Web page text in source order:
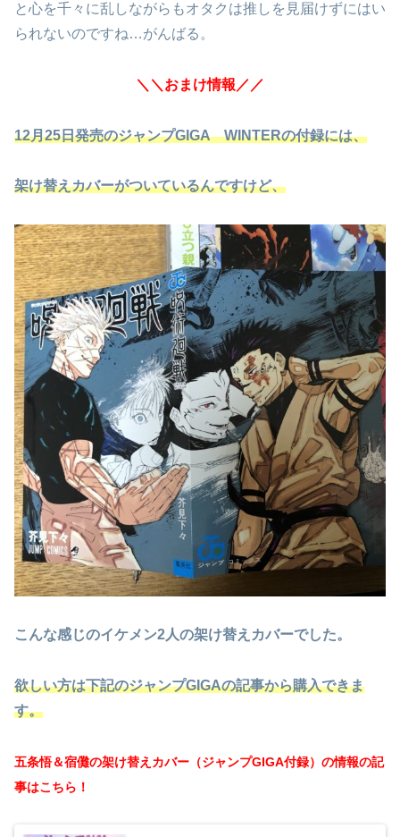
と心を千々に乱しながらもオタクは推しを見届けずにはい
られないのですね…がんばる。
＼＼おまけ情報／／
12月25日発売のジャンプGIGA WINTERの付録には、
架け替えカバーがついているんですけど、
こんな感じのイケメン2人の架け替えカバーでした。
欲しい方は下記のジャンプGIGAの記事から購入できま
す。
五条悟＆宿儺の架け替えカバー（ジャンプGIGA付録）の情報の記
事はこちら！